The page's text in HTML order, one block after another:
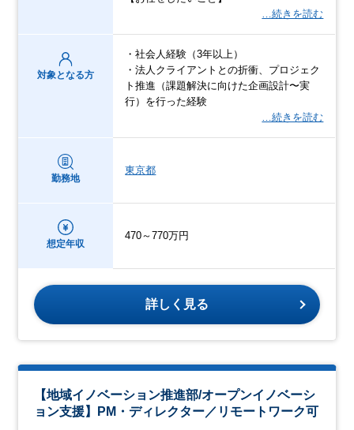
…続きを読む
対象となる方
・社会人経験（3年以上）
・法人クライアントとの折衝、プロジェク
ト推進（課題解決に向けた企画設計〜実
行）を行った経験
…続きを読む
勤務地
東京都
想定年収
470～770万円
詳しく見る
【地域イノベーション推進部/オープンイノベーシ
ョン支援】PM・ディレクター／リモートワーク可